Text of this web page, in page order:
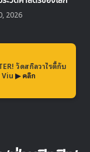
2026
วัดสกิลวาไรตี้กับ
▶ คลิก